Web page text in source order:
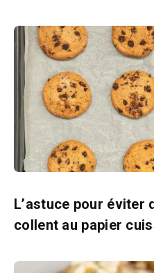
L’astuce pour éviter
collent au papier